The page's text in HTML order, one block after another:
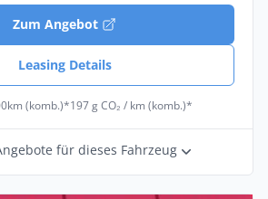
Zum Angebot
Leasing Details
(komb.)*197 g CO₂ / km (komb.)*
für dieses Fahrzeug